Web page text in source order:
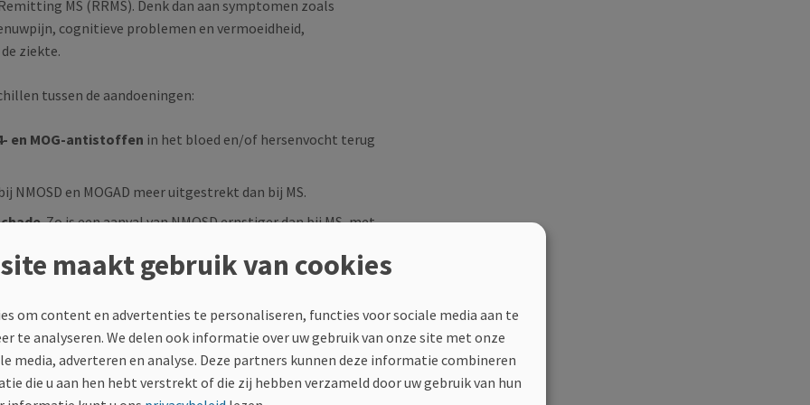
MS (RRMS). Denk dan aan symptomen zoals
cognitieve problemen en vermoeidheid,
ziekte.
tussen de aandoeningen:
en MOG-antistoffen in het bloed en/of hersenvocht terug
NMOSD en MOGAD meer uitgestrekt dan bij MS.
. Zo is een aanval van NMOSD ernstiger dan bij MS, met
de kans op een nieuwe opflakkering dan weer kleiner. MS
bij NMOSD en MOGAD de achteruitgang volgt op
tijdens de kindertijd, terwijl NMOSD en MS vaker
maakt gebruik van cookies
om content en advertenties te personaliseren, functies voor sociale media aan te
te analyseren. We delen ook informatie over uw gebruik van onze site met onze
media, adverteren en analyse. Deze partners kunnen deze informatie combineren
die u aan hen hebt verstrekt of die zij hebben verzameld door uw gebruik van hun